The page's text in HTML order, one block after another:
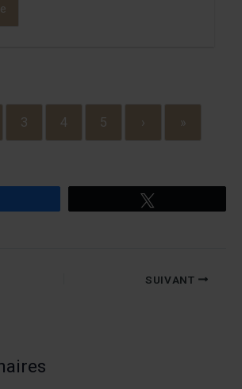
3 4 5 › »
SUIVANT